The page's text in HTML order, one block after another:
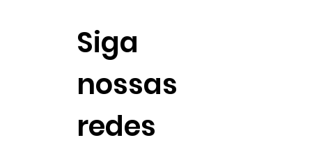
Siga
nossas
redes